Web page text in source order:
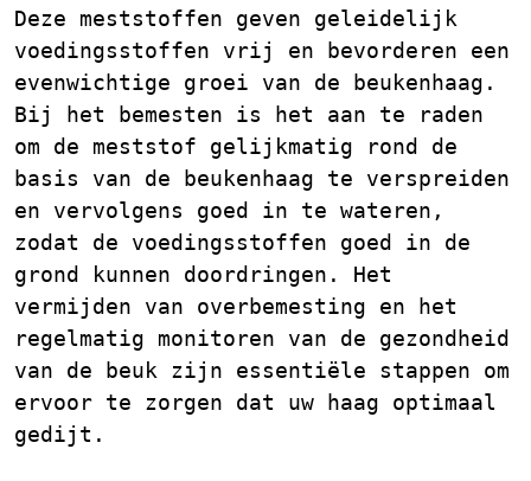
Deze meststoffen geven geleidelijk
voedingsstoffen vrij en bevorderen een
evenwichtige groei van de beukenhaag.
Bij het bemesten is het aan te raden
om de meststof gelijkmatig rond de
basis van de beukenhaag te verspreiden
en vervolgens goed in te wateren,
zodat de voedingsstoffen goed in de
grond kunnen doordringen. Het
vermijden van overbemesting en het
regelmatig monitoren van de gezondheid
van de beuk zijn essentiële stappen om
ervoor te zorgen dat uw haag optimaal
gedijt.